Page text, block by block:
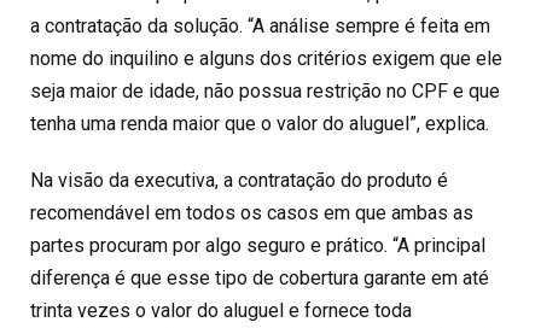
a contratação da solução. “A análise sempre é feita em
nome do inquilino e alguns dos critérios exigem que ele
seja maior de idade, não possua restrição no CPF e que
tenha uma renda maior que o valor do aluguel”, explica.
Na visão da executiva, a contratação do produto é
recomendável em todos os casos em que ambas as
partes procuram por algo seguro e prático. “A principal
diferença é que esse tipo de cobertura garante em até
trinta vezes o valor do aluguel e fornece toda